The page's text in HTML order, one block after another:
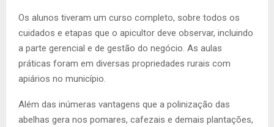
Os alunos tiveram um curso completo, sobre todos os
cuidados e etapas que o apicultor deve observar, incluindo
a parte gerencial e de gestão do negócio. As aulas
práticas foram em diversas propriedades rurais com
apiários no município.
Além das inúmeras vantagens que a polinização das
abelhas gera nos pomares, cafezais e demais plantações,